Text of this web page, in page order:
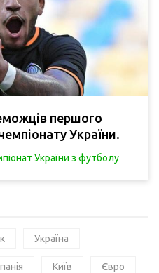
першого
України.
України з футболу
Україна
Київ Євро